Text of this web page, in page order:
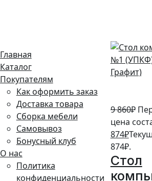
Главная
Каталог
Покупателям
Как оформить заказ
Доставка товара
Сборка мебели
Самовывоз
Бонусный клуб
О нас
Политика
конфиденциальности
9 860₽
цена
874₽
874₽.
Стол